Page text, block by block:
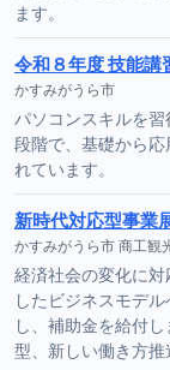
ます。
令和８年度 技能講
かすみがうら市
パソコンスキルを
段階で、基礎から
れています。
新時代対応型事業
かすみがうら市 商工観
経済社会の変化に
したビジネスモデ
し、補助金を給付
型、新しい働き方